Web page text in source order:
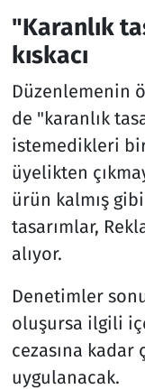
"Karanlık
kıskacı
Düzenlemenin
de "karanlık
istemedikleri
üyelikten
ürün kalmış
tasarımlar,
alıyor.
Denetimler
oluşursa ilgili
cezasına kadar
uygulanacak.